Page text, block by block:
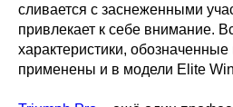
сливается с заснеженными
привлекает к себе внимание.
характеристики,
применены и в модели Elite